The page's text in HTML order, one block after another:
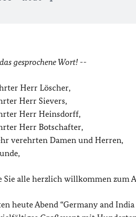
gesprochene Wort! --
Herr Löscher,
Herr Sievers,
Herr Heinsdorff,
Herr Botschafter,
verehrten Damen und Herren,
Sie alle herzlich willkommen zum
heute Abend “Germany and